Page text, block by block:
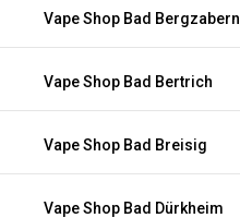
Vape Shop Bad Bergzabern
Vape Shop Bad Bertrich
Vape Shop Bad Breisig
Vape Shop Bad Dürkheim